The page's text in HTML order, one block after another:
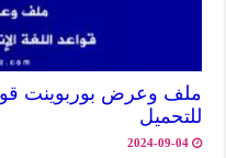
ملف وعرض بوربوينت
للتحميل
2024-09-04